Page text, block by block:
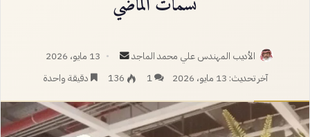
الأديب المهندس علي محمد الماجد
أرسل
بريدا
13 مايو، 2026
آخر تحديث: 13 مايو، 2026
1
136 دقيقة واحدة